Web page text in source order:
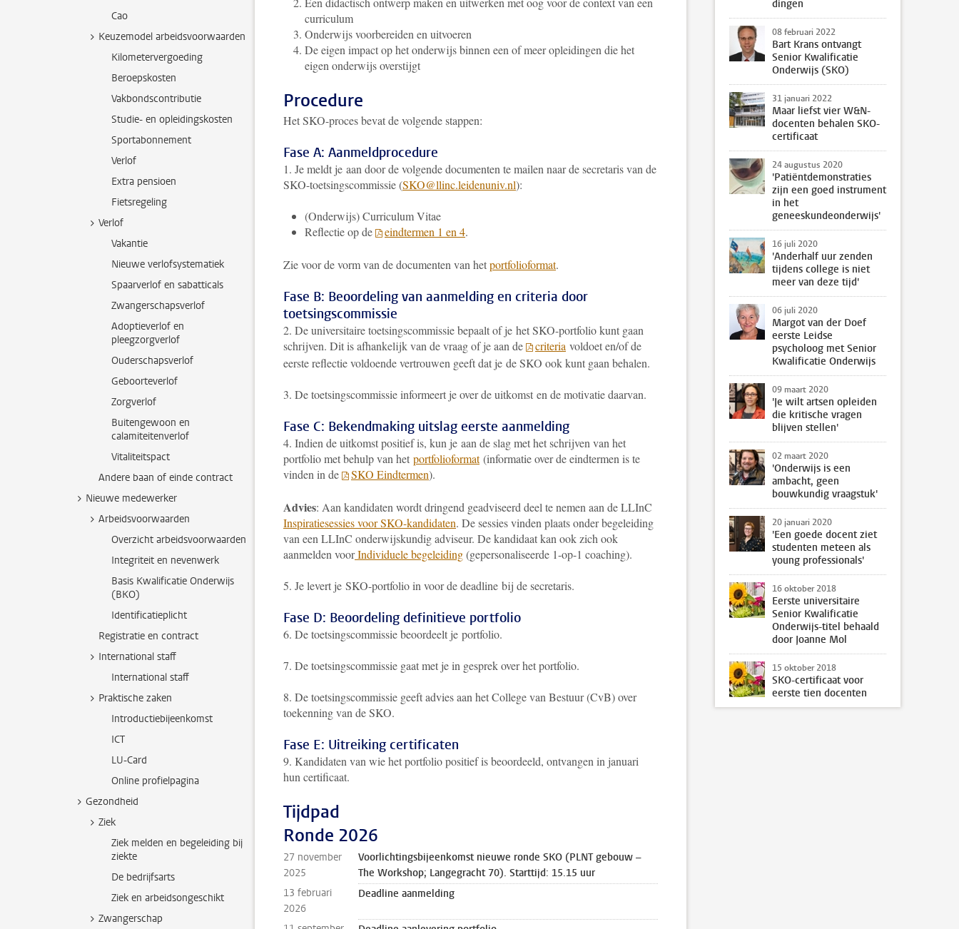
Cao
Keuzemodel arbeidsvoorwaarden
Kilometervergoeding
Beroepskosten
Vakbondscontributie
Studie- en opleidingskosten
Sportabonnement
Verlof
Extra pensioen
Fietsregeling
Verlof
Vakantie
Nieuwe verlofsystematiek
Spaarverlof en sabatticals
Zwangerschapsverlof
Adoptieverlof en
pleegzorgverlof
Ouderschapsverlof
Geboorteverlof
Zorgverlof
Buitengewoon en
calamiteitenverlof
Vitaliteitspact
Andere baan of einde contract
Nieuwe medewerker
Arbeidsvoorwaarden
Overzicht arbeidsvoorwaarden
Integriteit en nevenwerk
Basis Kwalificatie Onderwijs
(BKO)
Identificatieplicht
Registratie en contract
International staff
International staff
Praktische zaken
Introductiebijeenkomst
ICT
LU-Card
Online profielpagina
Gezondheid
Ziek
Ziek melden en begeleiding bij
ziekte
De bedrijfsarts
Ziek en arbeidsongeschikt
Zwangerschap
curriculum
Onderwijs voorbereiden en uitvoeren
De eigen impact op het onderwijs binnen een of meer opleidingen die het
eigen onderwijs overstijgt
Procedure
Het SKO-proces bevat de volgende stappen:
Fase A: Aanmeldprocedure
1. Je meldt je aan door de volgende documenten te mailen naar de secretaris van de
SKO-toetsingscommissie (SKO@llinc.leidenuniv.nl):
(Onderwijs) Curriculum Vitae
Reflectie op de
eindtermen 1 en 4.
Zie voor de vorm van de documenten van hetportfolioformat.
Fase B: Beoordeling van aanmelding en criteria door
toetsingscommissie
2. De universitaire toetsingscommissie bepaalt of je het SKO-portfolio kunt gaan
schrijven. Dit is afhankelijk van de vraag of je aan de
criteria voldoet en/of de
eerste reflectie voldoende vertrouwen geeft dat je de SKO ook kunt gaan behalen.
3. De toetsingscommissie informeert je over de uitkomst en de motivatie daarvan.
Fase C: Bekendmaking uitslag eerste aanmelding
4. Indien de uitkomst positief is, kun je aan de slag met het schrijven van het
portfolio met behulp van het portfolioformat(informatie over de eindtermen is te
vinden in de
SKO Eindtermen).
Advies: Aan kandidaten wordt dringend geadviseerd deel te nemen aan de LLInC
Inspiratiesessies voor SKO-kandidaten. De sessies vinden plaats onder begeleiding
van een LLInC onderwijskundig adviseur. De kandidaat kan ook zich ook
aanmelden voorIndividuele begeleiding(gepersonaliseerde 1-op-1 coaching).
5. Je levert je SKO-portfolio in voor de deadline bij de secretaris.
Fase D: Beoordeling definitieve portfolio
6. De toetsingscommissie beoordeelt je portfolio.
7. De toetsingscommissie gaat met je in gesprek over het portfolio.
8. De toetsingscommissie geeft advies aan het College van Bestuur (CvB) over
toekenning van de SKO.
Fase E: Uitreiking certificaten
9. Kandidaten van wie het portfolio positief is beoordeeld, ontvangen in januari
hun certificaat.
Tijdpad
Ronde 2026
27 november
2025
Voorlichtingsbijeenkomst nieuwe ronde SKO (PLNT gebouw –
The Workshop; Langegracht 70). Starttijd: 15.15 uur
13 februari
2026
Deadline aanmelding
dingen
08 februari 2022
Bart Krans ontvangt
Senior Kwalificatie
Onderwijs (SKO)
31 januari 2022
Maar liefst vier W&N-
docenten behalen SKO-
certificaat
24 augustus 2020
'Patiëntdemonstraties
zijn een goed instrument
in het
geneeskundeonderwijs'
16 juli 2020
'Anderhalf uur zenden
tijdens college is niet
meer van deze tijd'
06 juli 2020
Margot van der Doef
eerste Leidse
psycholoog met Senior
Kwalificatie Onderwijs
09 maart 2020
'Je wilt artsen opleiden
die kritische vragen
blijven stellen'
02 maart 2020
'Onderwijs is een
ambacht, geen
bouwkundig vraagstuk'
20 januari 2020
'Een goede docent ziet
studenten meteen als
young professionals'
16 oktober 2018
Eerste universitaire
Senior Kwalificatie
Onderwijs-titel behaald
door Joanne Mol
15 oktober 2018
SKO-certificaat voor
eerste tien docenten